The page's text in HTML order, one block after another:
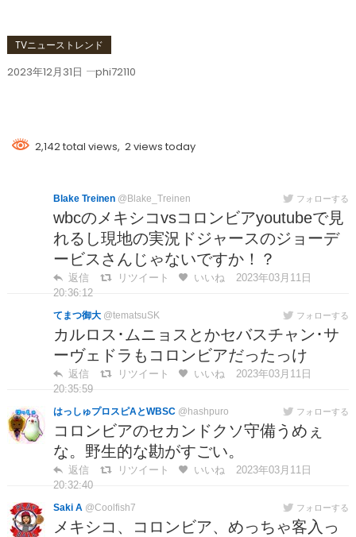
TVニューストレンド
2023年12月31日 phi72110
2,142 total views, 2 views today
Blake Treinen @Blake_Treinen フォローする
wbcのメキシコvsコロンビアyoutubeで見
れるし現地の実況ドジャースのジョーデ
ービスさんじゃないですか！？
返信 リツイート いいね
2023年03月11日
20:36:12
てまつ御大 @tematsuSK フォローする
カルロス･ムニョスとかセバスチャン･サ
ーヴェドラもコロンビアだったっけ
返信 リツイート いいね
2023年03月11日
20:35:59
はっしゅプロスピAとWBSC @hashpuro フォローする
コロンビアのセカンドクソ守備うめぇ
な。野生的な勘がすごい。
返信 リツイート いいね
2023年03月11日
20:32:40
Saki A @Coolfish7 フォローする
メキシコ、コロンビア、めっちゃ客入っ